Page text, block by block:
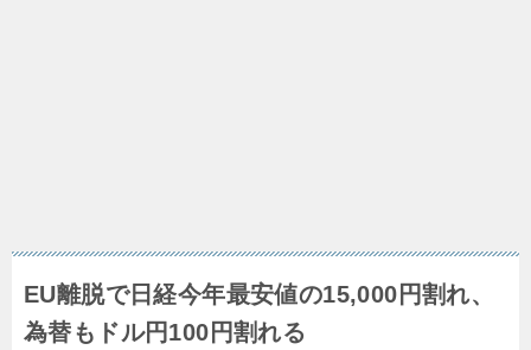
EU離脱で日経今年最安値の15,000円割れ、
為替もドル円100円割れる